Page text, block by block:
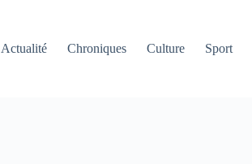
Actualité
Chroniques Culture Sport